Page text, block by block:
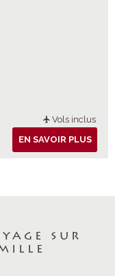
Vols inclus
EN SAVOIR PLUS
sur